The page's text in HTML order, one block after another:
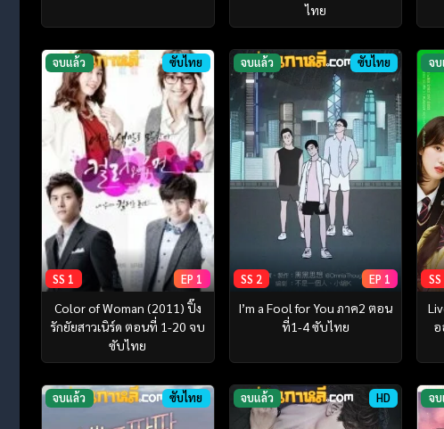
ไทย
จบแล้ว ซับไทย
SS 1 EP 1
Color of Woman (2011) ปิ๊ง
รักยัยสาวเนิร์ด ตอนที่ 1-20 จบ
ซับไทย
จบแล้ว ซับไทย
SS 2 EP 1
I’m a Fool for You ภาค2 ตอน
ที่1-4 ซับไทย
จ
SS
จบแล้ว ซับไทย จบแล้ว HD จ